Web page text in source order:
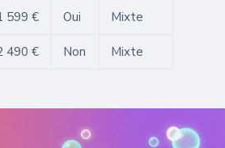
599 € Oui Mixte
490 € Non Mixte